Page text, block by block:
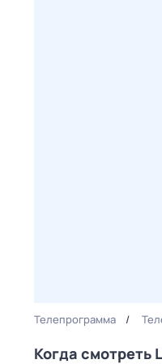
Телепрограмма
Когда смотреть